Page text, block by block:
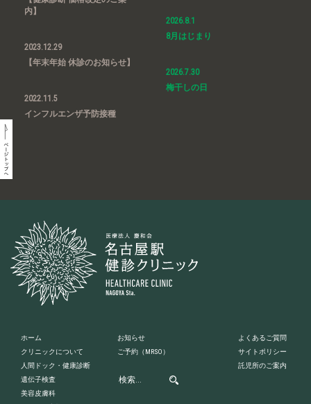
内】
2023.12.29
【年末年始 休診のお知らせ】
2022.11.5
インフルエンザ予防接種
2026.8.1
8月はじまり
2026.7.30
梅干しの日
ホーム
クリニックについて
人間ドック・健康診断
遺伝子検査
美容皮膚科
お知らせ
ご予約 （MRSO）
よくあるご質問
サイトポリシー
託児所のご案内